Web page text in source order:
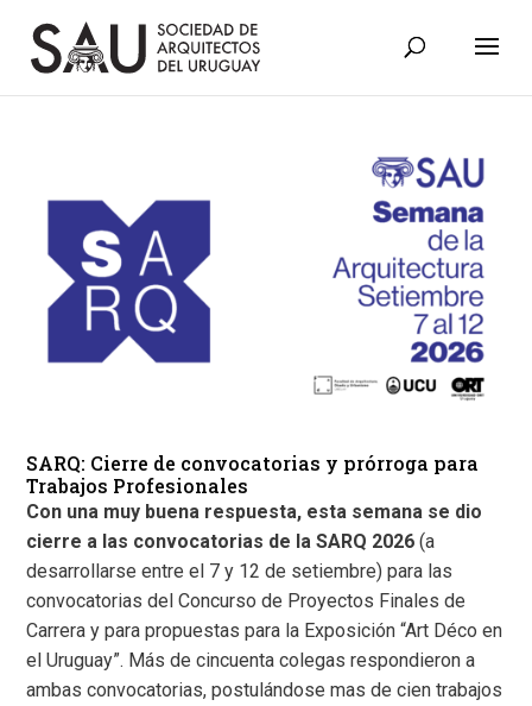
SARQ: Cierre de convocatorias y prórroga para
Trabajos Profesionales
Con una muy buena respuesta, esta semana se dio
cierre a las convocatorias de la SARQ 2026(a
desarrollarse entre el 7 y 12 de setiembre) para las
convocatorias del Concurso de Proyectos Finales de
Carrera y para propuestas para la Exposición “Art Déco en
el Uruguay”. Más de cincuenta colegas respondieron a
ambas convocatorias, postulándose mas de cien trabajos